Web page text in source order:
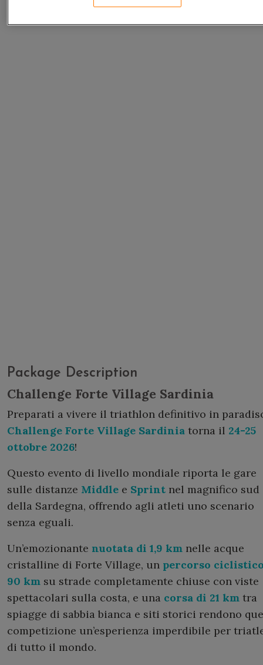
Package Description
Challenge Forte Village Sardinia
Preparati a vivere il triathlon definitivo in
Challenge Forte Village Sardinia torna il 24-25
ottobre 2026!
Questo evento di livello mondiale riporta le gare
sulle distanze Middle e Sprint nel magnifico sud
della Sardegna, offrendo agli atleti uno scenario
senza eguali.
Un’emozionante nuotata di 1,9 km nelle acque
cristalline di Forte Village, un percorso
90 km su strade completamente chiuse con viste
spettacolari sulla costa, e una corsa di 21 km tra
spiagge di sabbia bianca e siti storici rendono
competizione un’esperienza imperdibile per
di tutto il mondo.